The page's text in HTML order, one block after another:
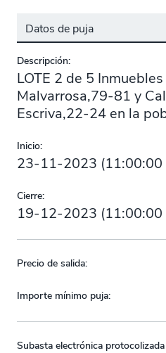
Datos de puja
Descripción:
LOTE 2 de 5
Malvarrosa,79-81 y
Escriva,22-24 en la
Inicio:
23-11-2023 (11:00:00
Cierre:
19-12-2023 (11:00:00
Precio de salida:
Importe mínimo puja:
Subasta electrónica